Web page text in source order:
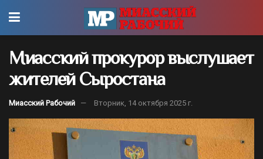
Миасский прокурор выслушает
жителей Сыростана
Миасский Рабочий Вторник, 14 октября 2025 г.